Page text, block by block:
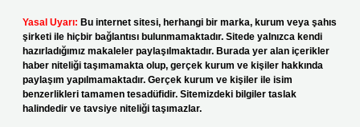
Yasal Uyarı: Bu internet sitesi, herhangi bir marka, kurum veya şahıs
şirketi ile hiçbir bağlantısı bulunmamaktadır. Sitede yalnızca kendi
hazırladığımız makaleler paylaşılmaktadır. Burada yer alan içerikler
haber niteliği taşımamakta olup, gerçek kurum ve kişiler hakkında
paylaşım yapılmamaktadır. Gerçek kurum ve kişiler ile isim
benzerlikleri tamamen tesadüfidir. Sitemizdeki bilgiler taslak
halindedir ve tavsiye niteliği taşımazlar.